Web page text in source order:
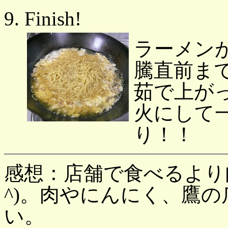
Finish!
ラーメン
騰直前ま
茹で上が
火にして
り！！
感想：店舗で食べるよ
^)。肉やにんにく、鷹
い。